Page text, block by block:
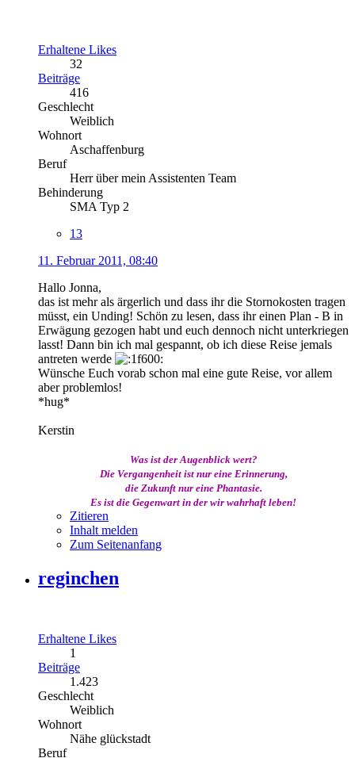
Erhaltene Likes
32
Beiträge
416
Geschlecht
Weiblich
Wohnort
Aschaffenburg
Beruf
Herr über mein Assistenten Team
Behinderung
SMA Typ 2
13
11. Februar 2011, 08:40
Hallo Jonna,
das ist mehr als ärgerlich und dass ihr die Stornokosten tragen
müsst, ein Unding! Schön zu lesen, dass ihr einen Plan - B in
Erwägung gezogen habt und euch dennoch nicht unterkriegen
lasst! Dann bin ich mal gespannt, ob ich diese Reise jemals
antreten werde
Wünsche Euch vorab schon mal eine gute Reise, vor allem
aber problemlos!
*hug*
Kerstin
Was ist der Augenblick wert?
Die Vergangenheit ist nur eine Erinnerung,
die Zukunft nur eine Phantasie.
Es ist die Gegenwart in der wir wahrhaft leben!
Zitieren
Inhalt melden
Zum Seitenanfang
reginchen
Erhaltene Likes
1
Beiträge
1.423
Geschlecht
Weiblich
Wohnort
Nähe glückstadt
Beruf